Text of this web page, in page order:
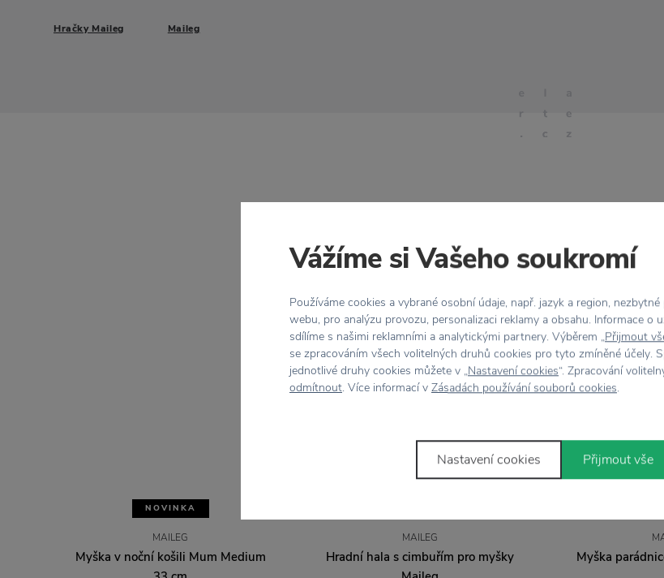
Hračky Maileg Maileg
NOVINKA
MAILEG
Myška v noční košili Mum Medium
MAILEG
Hradní hala s cimbuřím pro myšky
Myška
Vážíme si Vašeho soukromí
Používáme cookies a vybrané osobní údaje, např. jazyk a region,
webu, pro analýzu provozu, personalizaci reklamy a obsahu. Informace o
sdílíme s našimi reklamními a analytickými partnery. Výběrem „Přijmout
se zpracováním všech volitelných druhů cookies pro tyto zmíněné účely.
jednotlivé druhy cookies můžete v „Nastavení cookies“. Zpracování
odmítnout. Více informací v Zásadách používání souborů cookies.
Nastavení cookies Přijmout vše